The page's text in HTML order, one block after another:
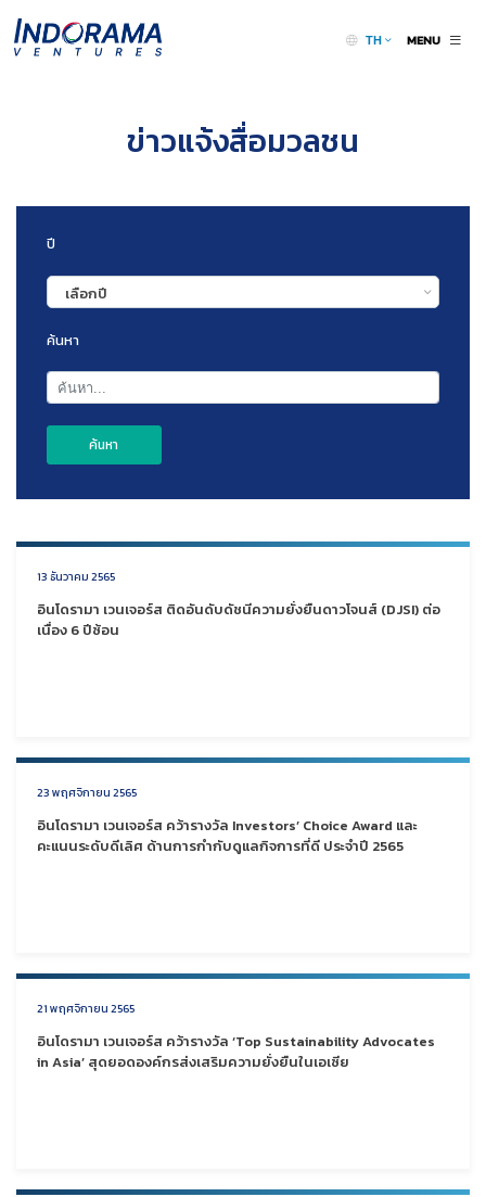
TH MENU
ข่าวแจ้งสื่อมวลชน
ปี
เลือกปี
ค้นหา
13 ธันวาคม 2565
อินโดรามา เวนเจอร์ส ติดอันดับดัชนีความยั่งยืนดาวโจนส์ (DJSI) ต่อ
เนื่อง 6 ปีซ้อน
23 พฤศจิกายน 2565
อินโดรามา เวนเจอร์ส คว้ารางวัล Investors’ Choice Award และ
คะแนนระดับดีเลิศ ด้านการกำกับดูแลกิจการที่ดี ประจำปี 2565
21 พฤศจิกายน 2565
อินโดรามา เวนเจอร์ส คว้ารางวัล ‘Top Sustainability Advocates
in Asia’ สุดยอดองค์กรส่งเสริมความยั่งยืนในเอเซีย